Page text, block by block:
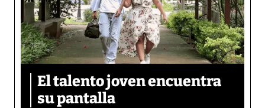
El talento joven encuentra
su pantalla​